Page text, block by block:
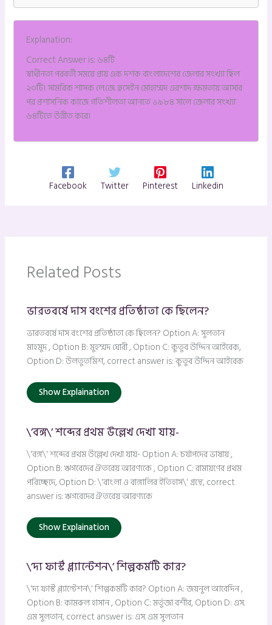
Explanation:
Correct Answer is: ৬৪টি
স্বাধীনতা পরবর্তী সময়ে প্রায় এক দশক বাংলাদেশের জেলার সংখ্যা ছিল
২০টি। সামরিক শাসক লে.জে. হুসেইন মোহাম্মদ এরশাদ ক্ষমতায় আসার
পর প্রশাসনিক কাজে গতিশীলতা আনতে ১৯৮৪ সালে জেলার সংখ্যা
৬৪টিতে উন্নীত করে।
Facebook Twitter Pinterest Linkedin
Related Posts
ভারতবর্ষে দাস বংশের প্রতিষ্ঠাতা কে ছিলেন?
ভারতবর্ষে দাস বংশের প্রতিষ্ঠাতা কে ছিলেন? Option A: সুলতান
মাহমুদ , Option B: মুহম্মদ ঘোরী , Option C: কুতুব উদ্দিন আইবেক,
Option D: উলতুতমিশ, correct answer is: কুতুব উদ্দিন আইবেক
Show Explaination
\’বঙ্গ\’ শব্দের প্রথম উল্লেখ দেখা যায়-
\'বঙ্গ\' শব্দের প্রথম উল্লেখ দেখা যায়- Option A: চর্যাপদের ভাষায় ,
Option B: ঋগবেদের ঐতরেয় আরণ্যকে , Option C: রামায়ণের প্রথম
পরিচ্ছেদে, Option D: \'বাংলা ও বাঙ্গালির ইতিহাস\' গ্রন্থে, correct
answer is: ঋগবেদের ঐতরেয় আরণ্যকে
Show Explaination
\’দ্য ফার্স্ট প্ল্যান্টেশন\’ শিল্পকর্মটি কার?
\'দ্য ফার্স্ট প্ল্যান্টেশন\' শিল্পকর্মটি কার? Option A: জয়নুল আবেদিন ,
Option B: কামরুল হাসান , Option C: মর্তুজা বশীর, Option D: এস.
এম সুলতান, correct answer is: এস. এম সুলতান